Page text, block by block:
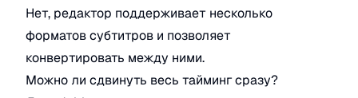
Нет, редактор поддерживает несколько
форматов субтитров и позволяет
конвертировать между ними.
Можно ли сдвинуть весь тайминг сразу?